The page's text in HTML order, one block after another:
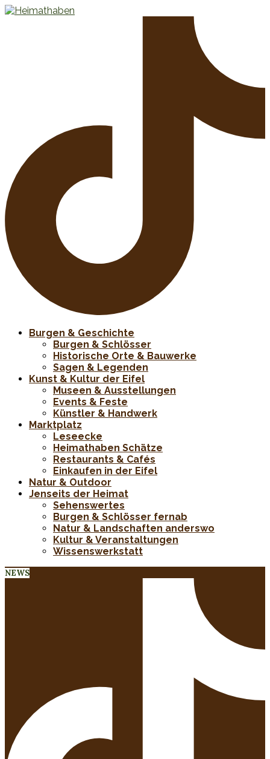
Burgen & Geschichte
Burgen & Schlösser
Historische Orte & Bauwerke
Sagen & Legenden
Kunst & Kultur der Eifel
Museen & Ausstellungen
Events & Feste
Künstler & Handwerk
Marktplatz
Leseecke
Heimathaben Schätze
Restaurants & Cafés
Einkaufen in der Eifel
Natur & Outdoor
Jenseits der Heimat
Sehenswertes
Burgen & Schlösser fernab
Natur & Landschaften anderswo
Kultur & Veranstaltungen
Wissenswerkstatt
NEWS